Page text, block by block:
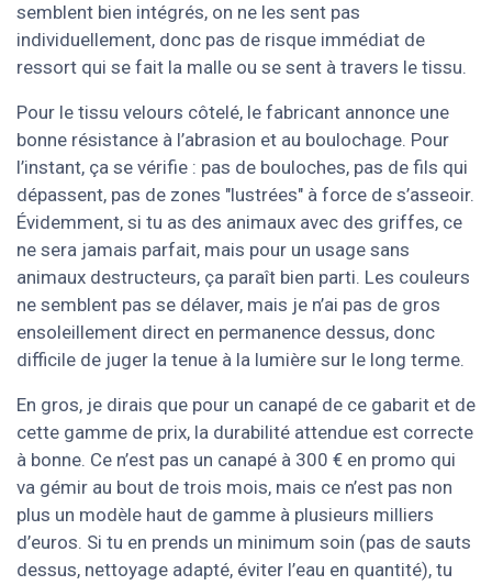
semblent bien intégrés, on ne les sent pas
individuellement, donc pas de risque immédiat de
ressort qui se fait la malle ou se sent à travers le tissu.
Pour le tissu velours côtelé, le fabricant annonce une
bonne résistance à l’abrasion et au boulochage. Pour
l’instant, ça se vérifie : pas de bouloches, pas de fils qui
dépassent, pas de zones "lustrées" à force de s’asseoir.
Évidemment, si tu as des animaux avec des griffes, ce
ne sera jamais parfait, mais pour un usage sans
animaux destructeurs, ça paraît bien parti. Les couleurs
ne semblent pas se délaver, mais je n’ai pas de gros
ensoleillement direct en permanence dessus, donc
difficile de juger la tenue à la lumière sur le long terme.
En gros, je dirais que pour un canapé de ce gabarit et de
cette gamme de prix, la durabilité attendue est correcte
à bonne. Ce n’est pas un canapé à 300 € en promo qui
va gémir au bout de trois mois, mais ce n’est pas non
plus un modèle haut de gamme à plusieurs milliers
d’euros. Si tu en prends un minimum soin (pas de sauts
dessus, nettoyage adapté, éviter l’eau en quantité), tu